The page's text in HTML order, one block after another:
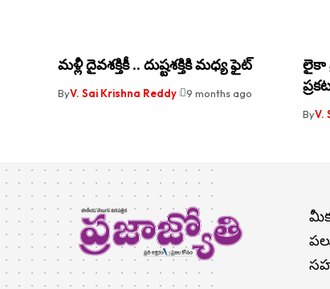
మళ్లీ దైవశక్తికీ .. దుష్టశక్తికి మధ్య ఫైట్
ByV. Sai Krishna Reddy 9 months ago
లైకా
ByV.